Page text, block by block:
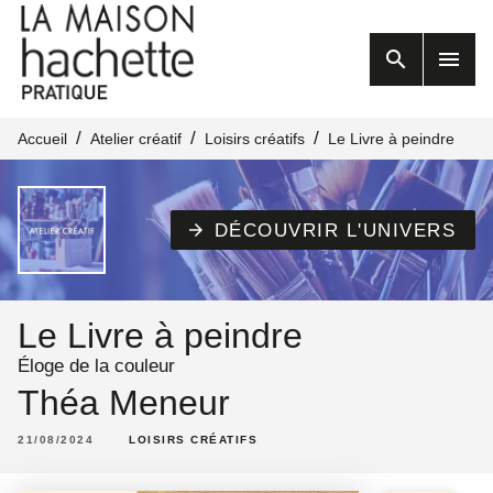
MENU
RECHERCHE
CONTENU
search menu
Accueil / Atelier créatif / Loisirs créatifs / Le Livre à peindre
arrow_forward DÉCOUVRIR L'UNIVERS
Le Livre à peindre
Éloge de la couleur
Théa Meneur
21/08/2024 LOISIRS CRÉATIFS